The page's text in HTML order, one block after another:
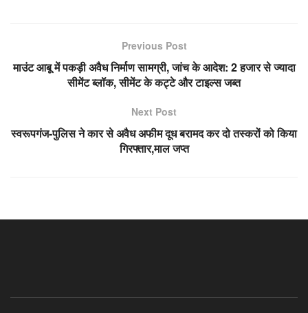
Previous Post
माउंट आबू में पकड़ी अवैध निर्माण सामग्री, जांच के आदेश: 2 हजार से ज्यादा
सीमेंट ब्लॉक, सीमेंट के कट्टे और टाइल्स जब्त
Next Post
स्वरूपगंज-पुलिस ने कार से अवैध अफीम दूध बरामद कर दो तस्करों को किया
गिरफ्तार,माल जप्त